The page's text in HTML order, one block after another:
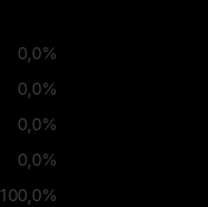
0,0%
0,0%
0,0%
0,0%
100,0%